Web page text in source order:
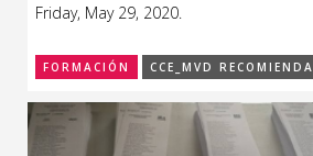
Friday, May 29, 2020.
FORMACIÓN CCE_MVD RECOMIENDA